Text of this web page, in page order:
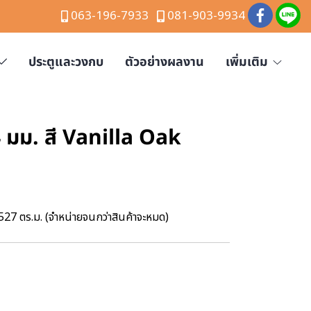
063-196-7933 081-903-9934
ประตูและวงกบ ตัวอย่างผลงาน เพิ่มเติม
มม. สี Vanilla Oak
ตร.ม. (จำหน่ายจนกว่าสินค้าจะหมด)